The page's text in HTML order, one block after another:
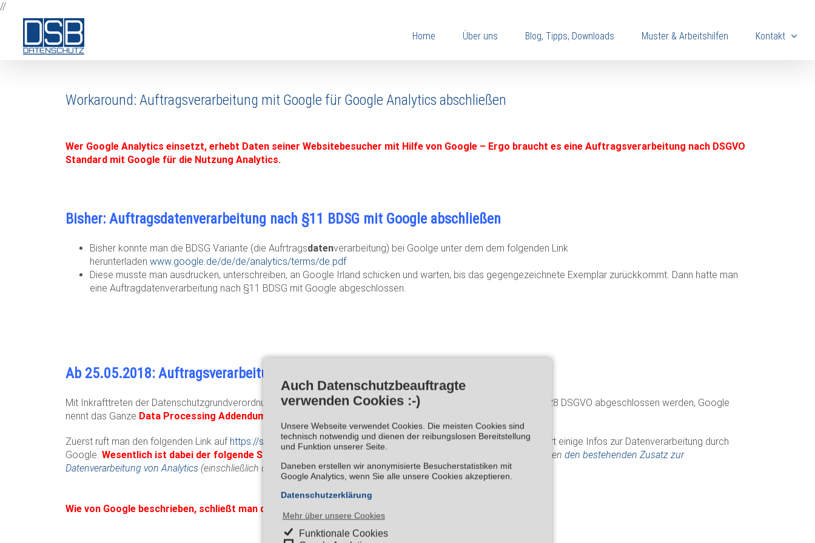
Auch Datenschutzbeauftragte
verwenden Cookies :-)
Unsere Webseite verwendet Cookies. Die meisten Cookies sind
technisch notwendig und dienen der reibungslosen Bereitstellung
und Funktion unserer Seite.
Daneben erstellen wir anonymisierte Besucherstatistiken mit
Google Analytics, wenn Sie alle unsere Cookies akzeptieren.
Datenschutzerklärung
Mehr über unsere Cookies
Funktionale Cookies
//Zum
Inhalt
Home Über uns Blog, Tipps, Downloads Muster & Arbeitshilfen Kontakt
Workaround: Auftragsverarbeitung mit Google für Google Analytics abschließen
Wer Google Analytics einsetzt, erhebt Daten seiner Websitebesucher mit Hilfe von Google – Ergo braucht es eine Auftragsverarbeitung nach DSGVO
Standard mit Google für die Nutzung Analytics.
Bisher: Auftragsdatenverarbeitung nach §11 BDSG mit Google abschließen
Bisher konnte man die BDSG Variante (die Aufrtragsdatenverarbeitung) bei Goolge unter dem dem folgenden Link
herunterladen www.google.de/de/de/analytics/terms/de.pdf
Diese musste man ausdrucken, unterschreiben, an Google Irland schicken und warten, bis das gegengezeichnete Exemplar zurückkommt. Dann hatte man
eine Auftragdatenverarbeitung nach §11 BDSG mit Google abgeschlossen.
Ab 25.05.2018: Auftragsverarbeitung nach Art. 28 DSGVO mit Google abschließen
Mit Inkrafttreten der Datenschutzgrundverordnung muss mit Google ein Vertrag zur Auftragsverarbeitung gem. Art. 28 DSGVO abgeschlossen werden, Google
nennt das Ganze Data Processing Addendum
Zuerst ruft man den folgenden Link auf https://support.google.com/analytics/answer/3379636?hl=deund findet dort einige Infos zur Datenverarbeitung durch
Google. Wesentlich ist dabei der folgende Satz: “Die Datenverarbeitungsbedingungen für Google Anzeigen ersetzen den bestehenden Zusatz zur
Datenverarbeitung von Analytics(einschließlich der deutschen Version dieses Zusatzes).”
Wie von Google beschrieben, schließt man das Data Processing Addendum mit folgenden Schritten ab.